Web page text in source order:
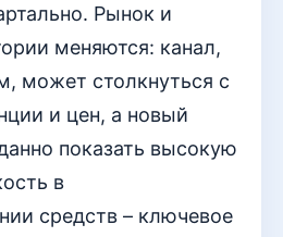
Рынок и
меняются: канал,
может столкнуться с
и цен, а новый
показать высокую
в
средств – ключевое